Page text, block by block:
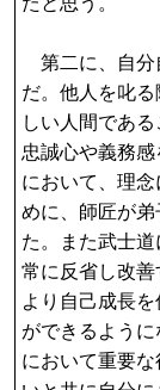
第二に、自分
だ。他人を叱
しい人間であ
忠誠心や義務
において、理
めに、師匠が
た。また武士
常に反省し改
より自己成長
ができるよう
において重要